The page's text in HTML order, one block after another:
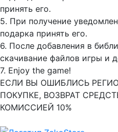
принять его.
5. При получение
подарка принять его.
6. После добавления в
скачивание файлов игры и
7. Enjoy the game!
ЕСЛИ ВЫ ОШИБЛИСЬ
ПОКУПКЕ, ВОЗВРАТ
КОМИССИЕЙ 10%